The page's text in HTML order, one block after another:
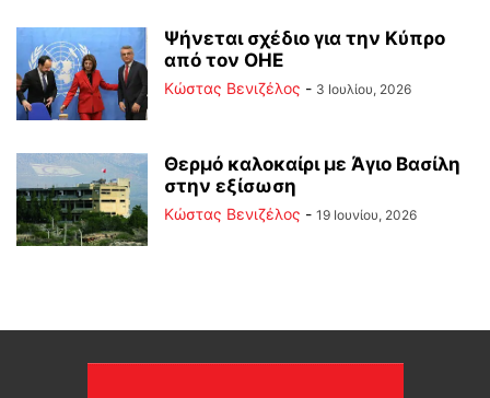
Ψήνεται σχέδιο για την Κύπρο
από τον ΟΗΕ
Κώστας Βενιζέλος - 3 Ιουλίου, 2026
Θερμό καλοκαίρι με Άγιο Βασίλη
στην εξίσωση
Κώστας Βενιζέλος - 19 Ιουνίου, 2026